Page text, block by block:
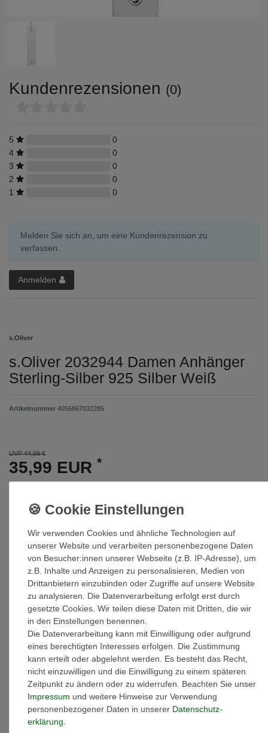
Kundenrezensionen (0)
5
0
4
0
3
0
2
0
1
0
Melden Sie sich an, um eine Kundenrezension zu
verfassen.
Anmelden
s.Oliver
s.Oliver 2032944 Damen Anhänger
Sterling-Silber 925 Silber Weiß
Artikelnummer 4056867032285
UVP 44,99 €
35,99 EUR *
Auf Lager: Auslieferung innerhalb von 1-3 Tagen nach
In den Warenkorb
Wunschliste
* inkl. ges. MwSt. zzgl. Versandkosten
Wir verwenden Cookies und ähnliche Technologien auf
unserer Website und verarbeiten personenbezogene Daten
von Besucher:innen unserer Webseite (z.B. IP-Adresse), um
z.B. Inhalte und Anzeigen zu personalisieren, Medien von
Drittanbietern einzubinden oder Zugriffe auf unsere Website
zu analysieren. Die Datenverarbeitung erfolgt erst durch
gesetzte Cookies. Wir teilen diese Daten mit Dritten, die wir
in den Einstellungen benennen.
Die Datenverarbeitung kann mit Einwilligung oder aufgrund
eines berechtigten Interesses erfolgen. Die Zustimmung
kann erteilt oder abgelehnt werden. Es besteht das Recht,
nicht einzuwilligen und die Einwilligung zu einem späteren
Zeitpunkt zu ändern oder zu widerrufen. Beachten Sie unser
Impressum und weitere Hinweise zur Verwendung
personenbezogener Daten in unserer Daten­schutz­
erklärung